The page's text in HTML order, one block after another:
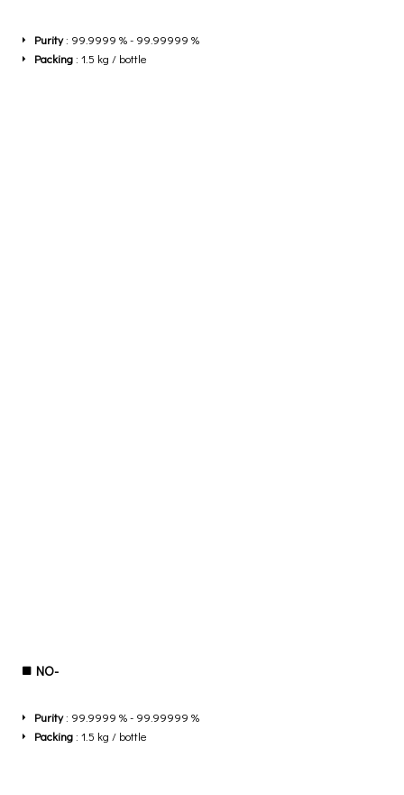
Purity: 99.9999 % - 99.99999 %
Packing : 1.5 kg / bottle
NO-
Purity: 99.9999 % - 99.99999 %
Packing : 1.5 kg / bottle